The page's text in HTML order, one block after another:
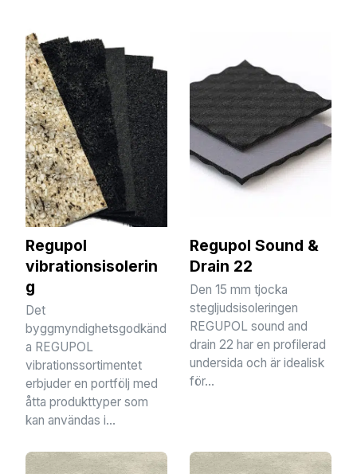
Regupol
vibrationsisolerin
g
Det
byggmyndighetsgodkänd
a REGUPOL
vibrationssortimentet
erbjuder en portfölj med
åtta produkttyper som
kan användas i...
Regupol Sound &
Drain 22
Den 15 mm tjocka
stegljudsisoleringen
REGUPOL sound and
drain 22 har en profilerad
undersida och är idealisk
för...